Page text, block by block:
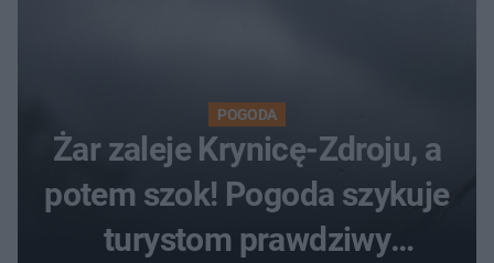
POGODA
Żar zaleje Krynicę-Zdroju, a
potem szok! Pogoda szykuje
turystom prawdziwy